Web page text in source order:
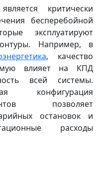
критически
бесперебойной
эксплуатируют
Например, в
, качество
влияет на КПД
всей системы.
конфигурация
позволяет
остановок и
расходы